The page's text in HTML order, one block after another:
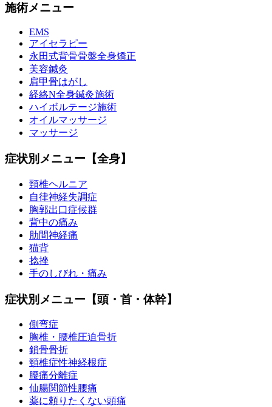
施術メニュー
EMS
アイセラピー
永田式背骨骨盤全身矯正
美容鍼灸
肩甲骨はがし
経絡N全身鍼灸施術
ハイボルテージ施術
オイルマッサージ
マッサージ
症状別メニュー【全身】
頸椎ヘルニア
自律神経失調症
胸郭出口症候群
背中の痛み
肋間神経痛
猫背
捻挫
手のしびれ・痛み
症状別メニュー【頭・首・体幹】
側弯症
胸椎・腰椎圧迫骨折
鎖骨骨折
頸椎症性神経根症
腰痛分離症
仙腸関節性腰痛
薬に頼りたくない頭痛